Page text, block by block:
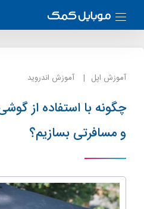
آموزش اپل آموزش اندروید
چگونه با استفاده از
و مسافرتی بسازیم؟